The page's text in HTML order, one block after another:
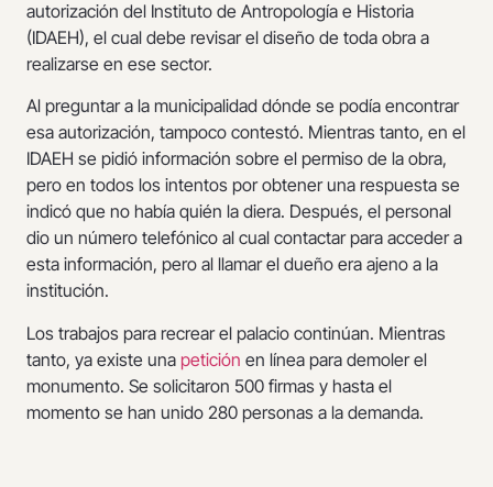
autorización del Instituto de Antropología e Historia
(IDAEH), el cual debe revisar el diseño de toda obra a
realizarse en ese sector.
Al preguntar a la municipalidad dónde se podía encontrar
esa autorización, tampoco contestó. Mientras tanto, en el
IDAEH se pidió información sobre el permiso de la obra,
pero en todos los intentos por obtener una respuesta se
indicó que no había quién la diera. Después, el personal
dio un número telefónico al cual contactar para acceder a
esta información, pero al llamar el dueño era ajeno a la
institución.
Los trabajos para recrear el palacio continúan. Mientras
tanto, ya existe una petición en línea para demoler el
monumento. Se solicitaron 500 firmas y hasta el
momento se han unido 280 personas a la demanda.